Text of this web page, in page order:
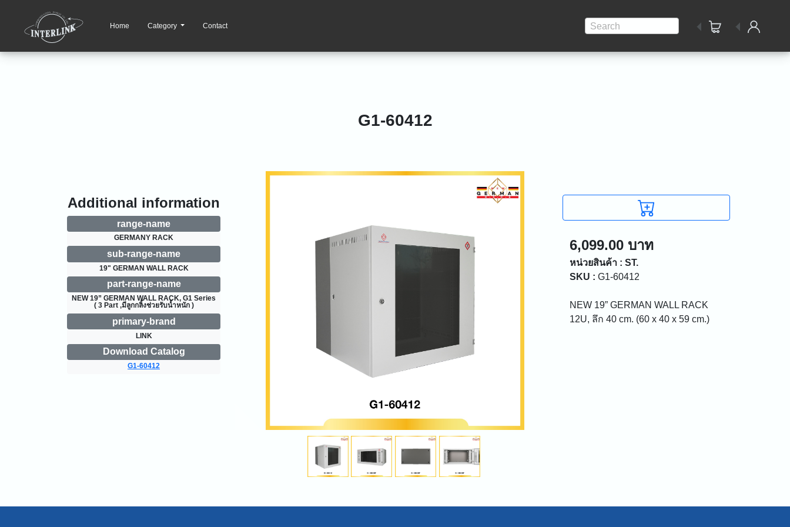
Home Category Contact Search
G1-60412
Additional information
range-name
GERMANY RACK
sub-range-name
19" GERMAN WALL RACK
part-range-name
NEW 19” GERMAN WALL RACK, G1 Series
( 3 Part ,มีลูกกลิ้งช่วยรับน้ำหนัก )
primary-brand
LINK
Download Catalog
G1-60412
6,099.00 บาท
หน่วยสินค้า : ST.
SKU : G1-60412
NEW 19” GERMAN WALL RACK
12U, ลึก 40 cm. (60 x 40 x 59 cm.)